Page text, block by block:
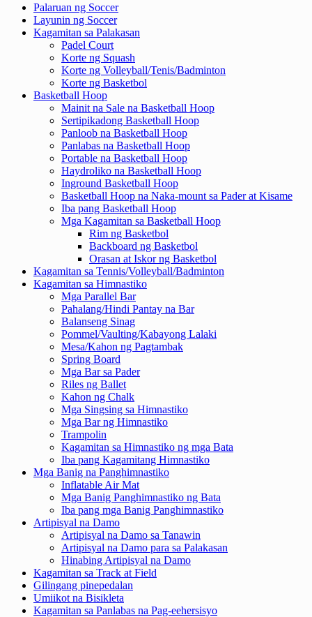
Palaruan ng Soccer
Layunin ng Soccer
Kagamitan sa Palakasan
Padel Court
Korte ng Squash
Korte ng Volleyball/Tenis/Badminton
Korte ng Basketbol
Basketball Hoop
Mainit na Sale na Basketball Hoop
Sertipikadong Basketball Hoop
Panloob na Basketball Hoop
Panlabas na Basketball Hoop
Portable na Basketball Hoop
Haydroliko na Basketball Hoop
Inground Basketball Hoop
Basketball Hoop na Naka-mount sa Pader at Kisame
Iba pang Basketball Hoop
Mga Kagamitan sa Basketball Hoop
Rim ng Basketbol
Backboard ng Basketbol
Orasan at Iskor ng Basketbol
Kagamitan sa Tennis/Volleyball/Badminton
Kagamitan sa Himnastiko
Mga Parallel Bar
Pahalang/Hindi Pantay na Bar
Balanseng Sinag
Pommel/Vaulting/Kabayong Lalaki
Mesa/Kahon ng Pagtambak
Spring Board
Mga Bar sa Pader
Riles ng Ballet
Kahon ng Chalk
Mga Singsing sa Himnastiko
Mga Bar ng Himnastiko
Trampolin
Kagamitan sa Himnastiko ng mga Bata
Iba pang Kagamitang Himnastiko
Mga Banig na Panghimnastiko
Inflatable Air Mat
Mga Banig Panghimnastiko ng Bata
Iba pang mga Banig Panghimnastiko
Artipisyal na Damo
Artipisyal na Damo sa Tanawin
Artipisyal na Damo para sa Palakasan
Hinabing Artipisyal na Damo
Kagamitan sa Track at Field
Gilingang pinepedalan
Umiikot na Bisikleta
Kagamitan sa Panlabas na Pag-eehersisyo